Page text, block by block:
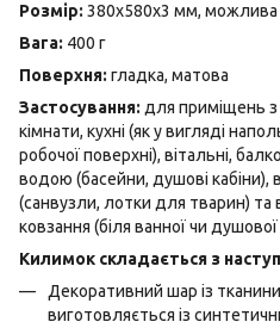
Розмір: 380х580х3 мм, можлива
Вага: 400 г
Поверхня: гладка, матова
Застосування: для приміщень з
кімнати, кухні (як у вигляді
робочої поверхні), вітальні,
водою (басейни, душові кабіни),
(санвузли, лотки для тварин) та
ковзання (біля ванної чи душової
Килимок складається з
Декоративний шар із
виготовляється із